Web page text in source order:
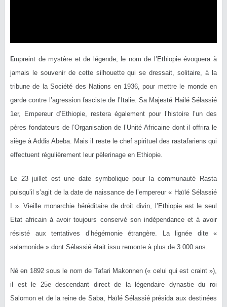
Empreint de mystère et de légende, le nom de l’Ethiopie évoquera à
jamais le souvenir de cette silhouette qui se dressait, solitaire, à la
tribune de la Société des Nations en 1936, pour mettre le monde en
garde contre l’agression fasciste de l’Italie. Sa Majesté Hailé Sélassié
1er, Empereur d’Ethiopie, restera également pour l’histoire l’un des
pères fondateurs de l’Organisation de l’Unité Africaine dont il offrira le
siège à Addis Abeba. Mais il reste le chef spirituel des rastafariens qui
effectuent régulièrement leur pèlerinage en Ethiopie.
Le 23 juillet est une date symbolique pour la communauté Rasta
puisqu’il s’agit de la date de naissance de l’empereur « Haïlé Sélassié
I ». Vieille monarchie héréditaire de droit divin, l’Ethiopie est le seul
Etat africain à avoir toujours conservé son indépendance et à avoir
résisté aux tentatives d’hégémonie étrangère. La lignée dite «
salamonide » dont Sélassié était issu remonte à plus de 3 000 ans.
Né en 1892 sous le nom de Tafari Makonnen (« celui qui est craint »),
il est le 25e descendant direct de la légendaire dynastie du roi
Salomon et de la reine de Saba, Haïlé Sélassié présida aux destinées